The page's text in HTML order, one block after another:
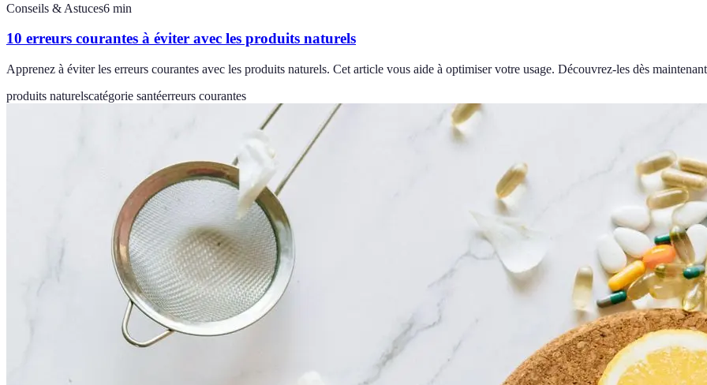
Conseils & Astuces6 min
10 erreurs courantes à éviter avec les produits naturels
Apprenez à éviter les erreurs courantes avec les produits naturels. Cet article vous aide à optimiser votre usage. Découvrez-les dès
produits naturelscatégorie santéerreurs courantes